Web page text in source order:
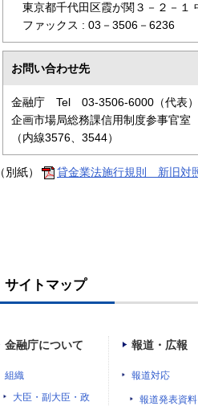
東京都千代田区霞が関３－２－１
ファックス : 03－3506－6236
お問い合わせ先
金融庁 Tel 03-3506-6000（代表）
企画市場局総務課信用制度参事官室
（内線3576、3544）
（別紙） 貸金業法施行規則 新旧対
サイトマップ
金融庁について
組織
大臣・副大臣・政
報道・広報
報道対応
報道発表資料